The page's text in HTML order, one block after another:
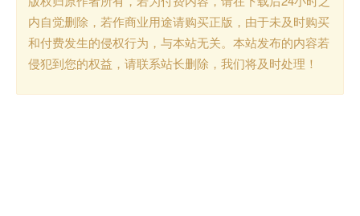
内自觉删除，若作商业用途请购买正版，由于未及时购买
和付费发生的侵权行为，与本站无关。本站发布的内容若
侵犯到您的权益，请联系站长删除，我们将及时处理！